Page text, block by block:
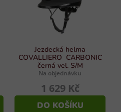
Jezdecká helma
COVALLIERO CARBONIC
černá vel. S/M
Na objednávku
1 629 Kč
DO KOŠÍKU